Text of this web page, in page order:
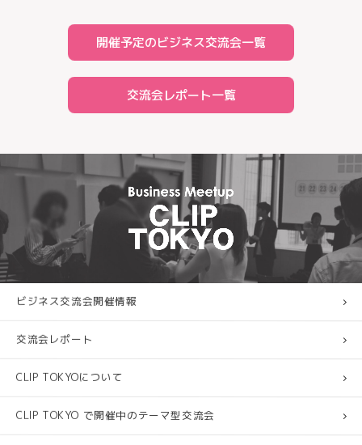
開催予定のビジネス交流会一覧
交流会レポート一覧
ビジネス交流会開催情報
交流会レポート
CLIP TOKYOについて
CLIP TOKYO で開催中のテーマ型交流会